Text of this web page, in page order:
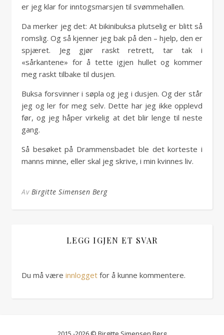
er jeg klar for inntogsmarsjen til svømmehallen.
Da merker jeg det: At bikinibuksa plutselig er blitt så
romslig. Og så kjenner jeg bak på den – hjelp, den er
spjæret. Jeg gjør raskt retrett, tar tak i
«sårkantene» for å tette igjen hullet og kommer
meg raskt tilbake til dusjen.
Buksa forsvinner i søpla og jeg i dusjen. Og der står
jeg og ler for meg selv. Dette har jeg ikke opplevd
før, og jeg håper virkelig at det blir lenge til neste
gang.
Så besøket på Drammensbadet ble det korteste i
manns minne, eller skal jeg skrive, i min kvinnes liv.
Av Birgitte Simensen Berg
LEGG IGJEN ET SVAR
Du må være innlogget for å kunne kommentere.